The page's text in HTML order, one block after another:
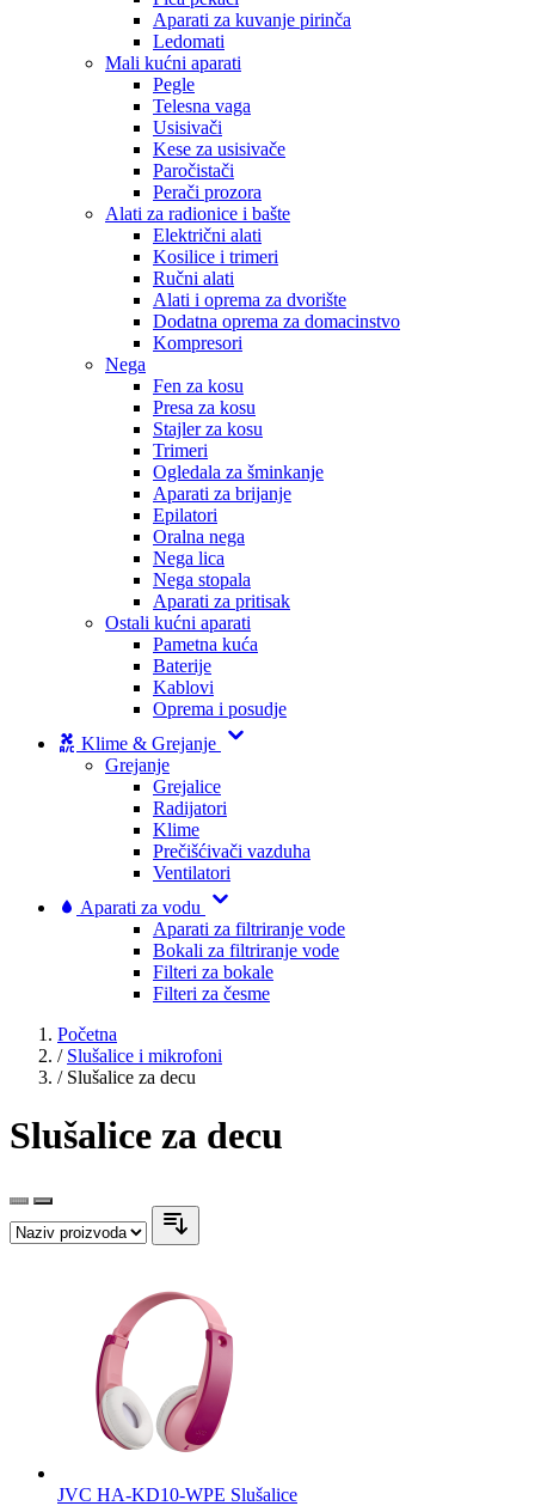
Aparati za kuvanje pirinča
Ledomati
Mali kućni aparati
Pegle
Telesna vaga
Usisivači
Kese za usisivače
Paročistači
Perači prozora
Alati za radionice i bašte
Električni alati
Kosilice i trimeri
Ručni alati
Alati i oprema za dvorište
Dodatna oprema za domacinstvo
Kompresori
Nega
Fen za kosu
Presa za kosu
Stajler za kosu
Trimeri
Ogledala za šminkanje
Aparati za brijanje
Epilatori
Oralna nega
Nega lica
Nega stopala
Aparati za pritisak
Ostali kućni aparati
Pametna kuća
Baterije
Kablovi
Oprema i posudje
Klime & Grejanje
Grejanje
Grejalice
Radijatori
Klime
Prečišćivači vazduha
Ventilatori
Aparati za vodu
Aparati za filtriranje vode
Bokali za filtriranje vode
Filteri za bokale
Filteri za česme
Početna
/ Slušalice i mikrofoni
/ Slušalice za decu
Slušalice za decu
JVC HA-KD10-WPE Slušalice